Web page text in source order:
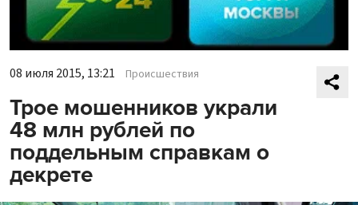
08 июля 2015, 13:21 Происшествия
Трое мошенников украли
48 млн рублей по
поддельным справкам о
декрете